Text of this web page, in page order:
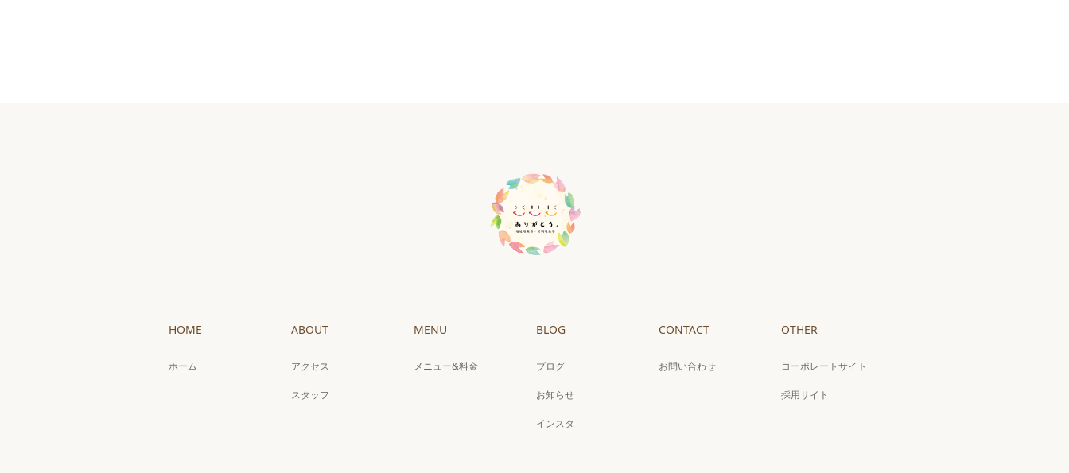
HOME
ホーム
ABOUT
アクセス
スタッフ
MENU
メニュー&料金
BLOG
ブログ
お知らせ
インスタ
CONTACT
お問い合わせ
OTHER
コーポレートサイト
採用サイト